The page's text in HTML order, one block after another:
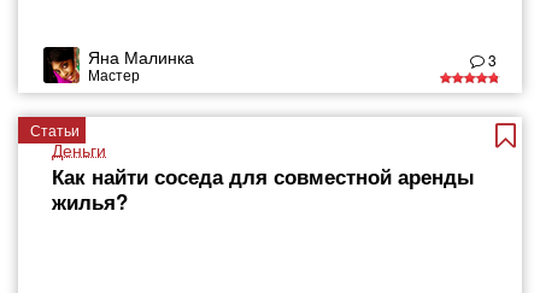
Яна Малинка
Мастер
3
Статьи
Деньги
Как найти соседа для совместной аренды
жилья?